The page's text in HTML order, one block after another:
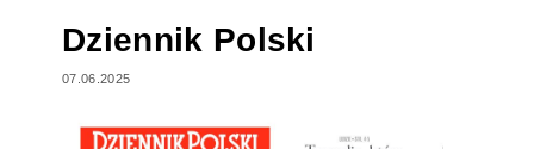
Dziennik Polski
07.06.2025